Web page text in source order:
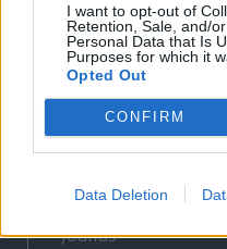
I want to opt-out of
Retention, Sale, and/
Personal Data that Is
Purposes for which it
Opted Out
CONFIRM
Data Deletion
Liget
Krónika
Bihari Napló
Erdélyi Napló
Főtér
Rádió GaGa
Jóállás